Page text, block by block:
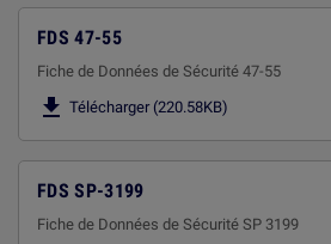
FDS 47-55
Fiche de Données de Sécurité 47-55
 Télécharger (220.58KB)
FDS SP-3199
Fiche de Données de Sécurité SP 3199